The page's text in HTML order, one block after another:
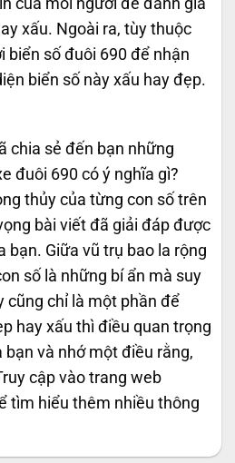
của mỗi người để đánh giá
xấu. Ngoài ra, tùy thuộc
biển số đuôi 690 để nhận
biển số này xấu hay đẹp.
chia sẻ đến bạn những
đuôi 690 có ý nghĩa gì?
thủy của từng con số trên
bài viết đã giải đáp được
bạn. Giữa vũ trụ bao la rộng
số là những bí ẩn mà suy
cũng chỉ là một phần để
hay xấu thì điều quan trọng
bạn và nhớ một điều rằng,
cập vào trang web
tìm hiểu thêm nhiều thông